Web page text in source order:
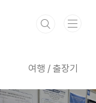
여행 / 출장기